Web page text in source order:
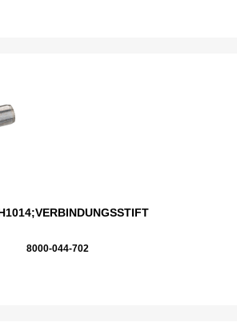
8000-044-702